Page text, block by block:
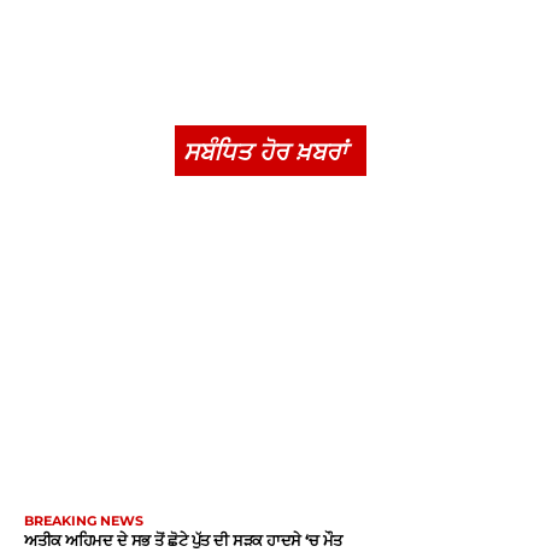
ਸਬੰਧਿਤ ਹੋਰ ਖ਼ਬਰਾਂ
BREAKING NEWS
ਅਤੀਕ ਅਹਿਮਦ ਦੇ ਸਭ ਤੋਂ ਛੋਟੇ ਪੁੱਤ ਦੀ ਸੜਕ ਹਾਦਸੇ ‘ਚ ਮੌਤ